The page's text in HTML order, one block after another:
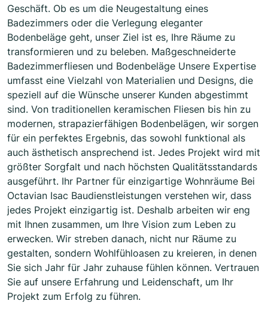
Geschäft. Ob es um die Neugestaltung eines
Badezimmers oder die Verlegung eleganter
Bodenbeläge geht, unser Ziel ist es, Ihre Räume zu
transformieren und zu beleben. Maßgeschneiderte
Badezimmerfliesen und Bodenbeläge Unsere Expertise
umfasst eine Vielzahl von Materialien und Designs, die
speziell auf die Wünsche unserer Kunden abgestimmt
sind. Von traditionellen keramischen Fliesen bis hin zu
modernen, strapazierfähigen Bodenbelägen, wir sorgen
für ein perfektes Ergebnis, das sowohl funktional als
auch ästhetisch ansprechend ist. Jedes Projekt wird mit
größter Sorgfalt und nach höchsten Qualitätsstandards
ausgeführt. Ihr Partner für einzigartige Wohnräume Bei
Octavian Isac Baudienstleistungen verstehen wir, dass
jedes Projekt einzigartig ist. Deshalb arbeiten wir eng
mit Ihnen zusammen, um Ihre Vision zum Leben zu
erwecken. Wir streben danach, nicht nur Räume zu
gestalten, sondern Wohlfühloasen zu kreieren, in denen
Sie sich Jahr für Jahr zuhause fühlen können. Vertrauen
Sie auf unsere Erfahrung und Leidenschaft, um Ihr
Projekt zum Erfolg zu führen.